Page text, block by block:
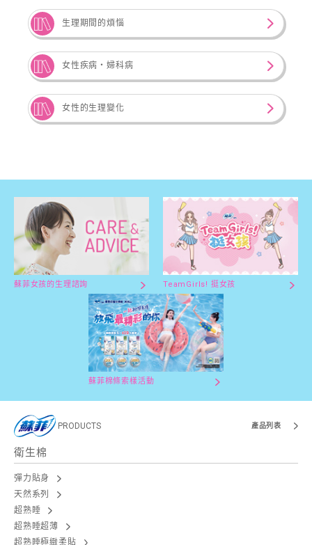
生理期間的煩惱
女性疾病‧婦科病
女性的生理變化
蘇菲女孩的生理諮詢 TeamGirls! 挺女孩
蘇菲棉條索樣活動
PRODUCTS 產品列表
衛生棉
彈力貼身
天然系列
超熟睡
超熟睡超薄
超熟睡極緻柔貼